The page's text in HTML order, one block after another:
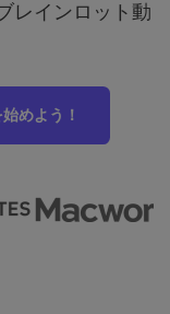
レインロット動
めよう！